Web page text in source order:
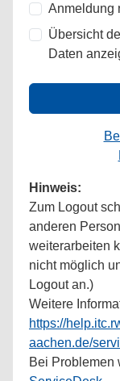
Anmeldung
Übersicht
Daten
Hinweis:
Zum Logout
anderen
weiterarbeiten
nicht möglich
Logout an.)
Weitere
https://
aachen.de/
Bei Problemen